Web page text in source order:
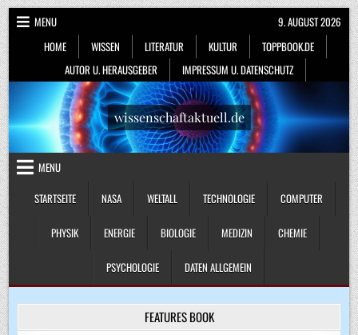
Skip
to
content
MENU
HOME
WISSEN LITERATUR KULTUR
TOPPBOOK.DE
AUTOR U. HERAUSGEBER
IMPRESSUM U. DATENSCHUTZ
9. AUGUST 2026
wissenschaftaktuell.de
MENU
STARTSEITE
NASA WELTALL TECHNOLOGIE COMPUTER
PHYSIK ENERGIE BIOLOGIE MEDIZIN CHEMIE
PSYCHOLOGIE DATEN ALLGEMEIN
FEATURES BOOK